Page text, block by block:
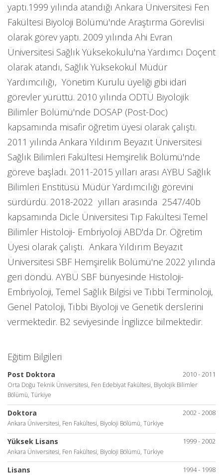
yaptı.1999 yılında atandığı Ankara Üniversitesi Fen
Fakültesi Biyoloji Bölümü'nde Araştırma Görevlisi
olarak görev yaptı. 2009 yılında Ahi Evran
Üniversitesi Sağlık Yüksekokulu'na Yardımcı Doçent
olarak atandı, Sağlık Yüksekokul Müdür
Yardımcılığı, Yönetim Kurulu üyeliği gibi idari
görevler yürüttü. 2010 yılında ODTÜ Biyolojik
Bilimler Bölümü'nde DOSAP (Post-Doc)
kapsamında misafir öğretim üyesi olarak çalıştı.
2011 yılında Ankara Yıldırım Beyazıt Üniversitesi
Sağlık Bilimleri Fakültesi Hemşirelik Bölümü'nde
göreve başladı. 2011-2015 yılları arası AYBU Sağlık
Bilimleri Enstitüsü Müdür Yardımcılığı görevini
sürdürdü. 2018-2022 yılları arasında 2547/40b
kapsamında Dicle Üniversitesi Tıp Fakültesi Temel
Bilimler Histoloji- Embriyoloji ABD'da Dr. Öğretim
Üyesi olarak çalıştı. Ankara Yıldırım Beyazıt
Üniversitesi SBF Hemşirelik Bölümü'ne 2022 yılında
geri döndü. AYBÜ SBF bünyesinde Histoloji-
Embriyoloji, Temel Sağlık Bilgisi ve Tıbbi Terminoloji,
Genel Patoloji, Tıbbi Biyoloji ve Genetik derslerini
vermektedir. B2 seviyesinde İngilizce bilmektedir.
Eğitim Bilgileri
2010 - 2011
Post Doktora
Orta Doğu Teknik Üniversitesi, Fen Edebiyat Fakültesi, Biyolojik Bilimler
Bölümü, Türkiye
2002 - 2008
Doktora
Ankara Üniversitesi, Fen Fakültesi, Biyoloji Bölümü, Türkiye
1999 - 2002
Yüksek Lisans
Ankara Üniversitesi, Fen Fakültesi, Biyoloji Bölümü, Türkiye
1994 - 1998
Lisans